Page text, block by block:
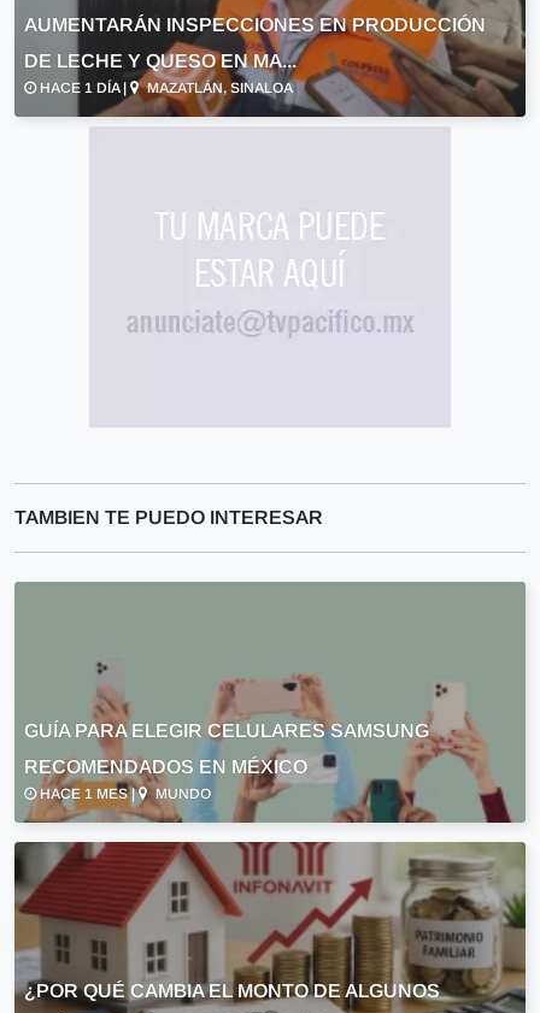
AUMENTARÁN INSPECCIONES EN PRODUCCIÓN
DE LECHE Y QUESO EN MA...
HACE 1 DÍA | MAZATLÁN, SINALOA
TAMBIEN TE PUEDO INTERESAR
GUÍA PARA ELEGIR CELULARES SAMSUNG
RECOMENDADOS EN MÉXICO
HACE 1 MES | MUNDO
¿POR QUÉ CAMBIA EL MONTO DE ALGUNOS